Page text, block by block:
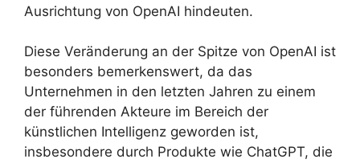
Ausrichtung von OpenAI hindeuten.
Diese Veränderung an der Spitze von OpenAI ist
besonders bemerkenswert, da das
Unternehmen in den letzten Jahren zu einem
der führenden Akteure im Bereich der
künstlichen Intelligenz geworden ist,
insbesondere durch Produkte wie ChatGPT, die